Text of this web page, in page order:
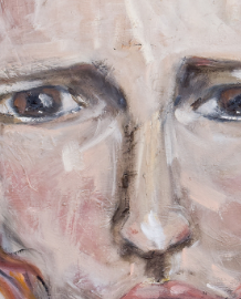
2025
MARIA MAGDALENA